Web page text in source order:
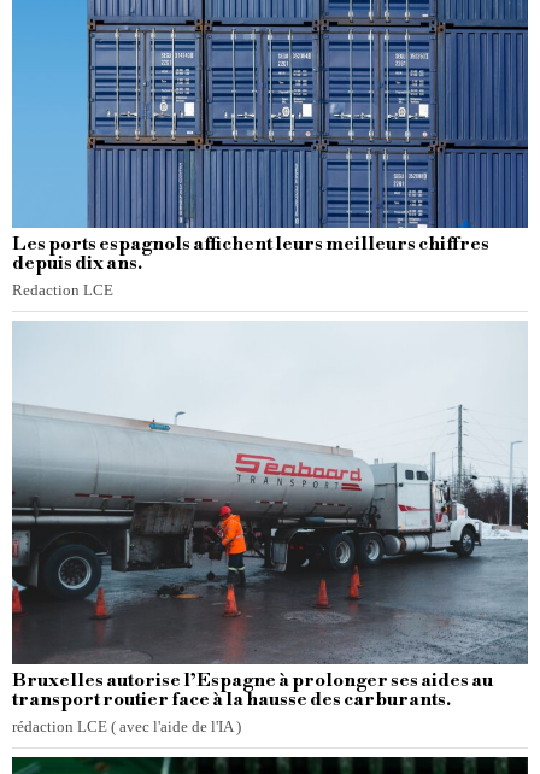
Les ports espagnols affichent leurs meilleurs chiffres
depuis dix ans.
Redaction LCE
Bruxelles autorise l’Espagne à prolonger ses aides au
transport routier face à la hausse des carburants.
rédaction LCE ( avec l'aide de l'IA )